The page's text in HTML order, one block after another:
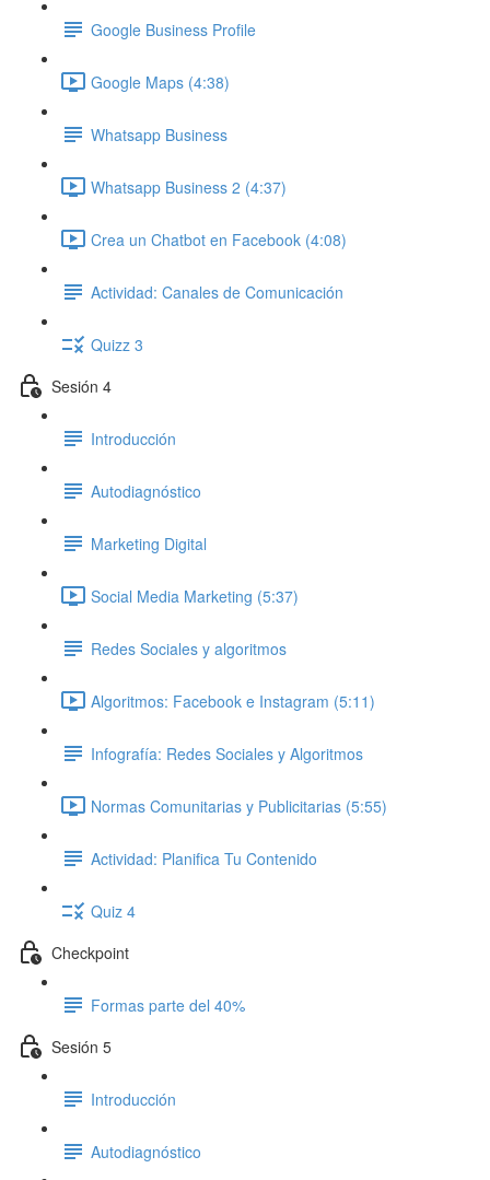
Google Business Profile
Google Maps (4:38)
Whatsapp Business
Whatsapp Business 2 (4:37)
Crea un Chatbot en Facebook (4:08)
Actividad: Canales de Comunicación
Quizz 3
Sesión 4
Introducción
Autodiagnóstico
Marketing Digital
Social Media Marketing (5:37)
Redes Sociales y algoritmos
Algoritmos: Facebook e Instagram (5:11)
Infografía: Redes Sociales y Algoritmos
Normas Comunitarias y Publicitarias (5:55)
Actividad: Planifica Tu Contenido
Quiz 4
Checkpoint
Formas parte del 40%
Sesión 5
Introducción
Autodiagnóstico